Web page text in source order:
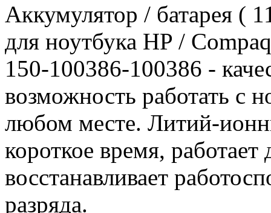
Аккумулятор / батарея (
для ноутбука HP /
150-100386-100386 -
возможность работать с
любом месте. Литий-
короткое время,
восстанавливает
разряда.